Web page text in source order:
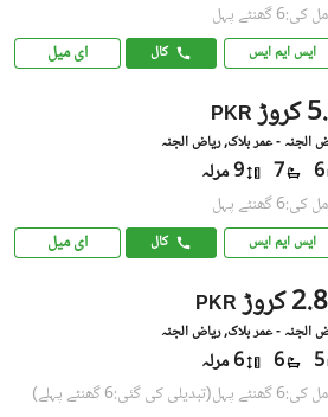
گھنٹے پہل
ایس ایم ایس کال ای میل
PKR
الجنہ - عمر بلاک, ریاض الجنہ
6
7 9 مرلہ
گھنٹے پہل
ایس ایم ایس کال ای میل
PKR کروڑ
الجنہ - عمر بلاک, ریاض الجنہ
5
6 6 مرلہ
گھنٹے پہل (تبدیلی کی گئی:6 گھنٹے پہلے)